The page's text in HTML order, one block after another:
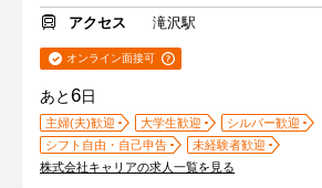
アクセス
滝沢駅
オンライン面接可
あと6日
主婦(夫)歓迎 大学生歓迎
シルバー歓迎
シフト自由・自己申告
未経験者歓迎
株式会社キャリアの求人一覧を見る